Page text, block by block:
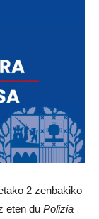
2 zenbakiko
eten du Polizia